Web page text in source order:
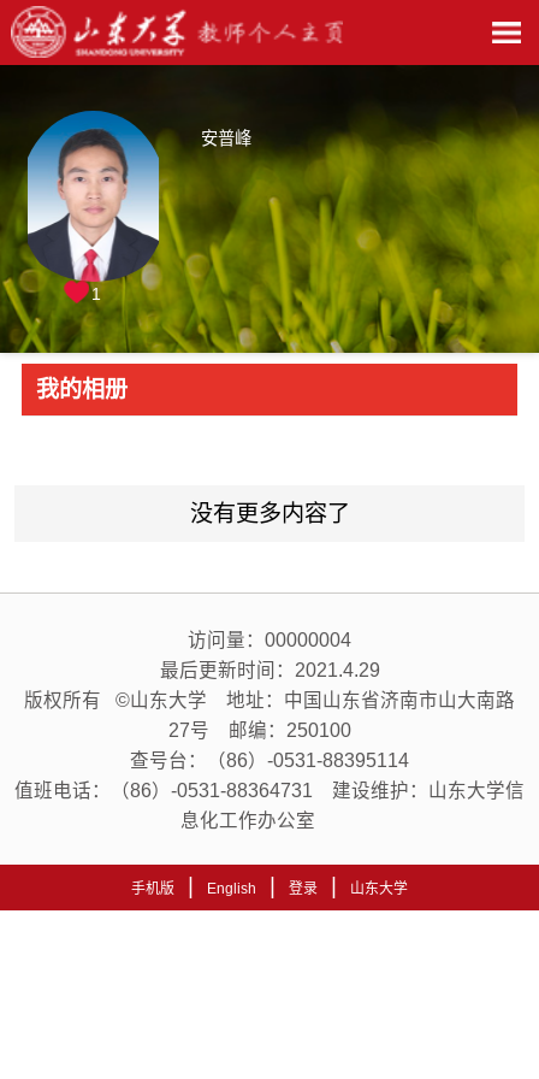
安普峰
1
我的相册
没有更多内容了
访问量： 00000004
最后更新时间： 2021.4.29
版权所有 ©山东大学 地址：中国山东省济南市山大南路
27号 邮编：250100
查号台：（86）-0531-88395114
值班电话：（86）-0531-88364731 建设维护：山东大学信
息化工作办公室
手机版 | English | 登录 | 山东大学